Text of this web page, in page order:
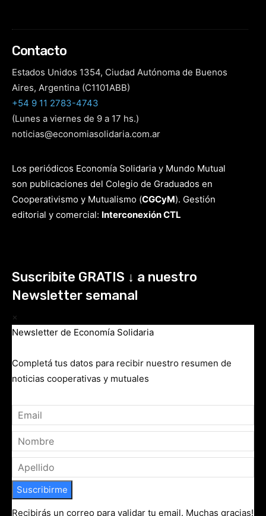
Contacto
Estados Unidos 1354, Ciudad Autónoma de Buenos
Aires, Argentina (C1101ABB)
+54 9 11 2783-4743
(Lunes a viernes de 9 a 17 hs.)
noticias@economiasolidaria.com.ar
Los periódicos Economía Solidaria y Mundo Mutual
son publicaciones del Colegio de Graduados en
Cooperativismo y Mutualismo (CGCyM). Gestión
editorial y comercial: Interconexión CTL
Suscribite GRATIS ↓ a nuestro
Newsletter semanal
×
Newsletter de Economía Solidaria
Completá tus datos para recibir nuestro resumen de
noticias cooperativas y mutuales
Suscribirme
Recibirás un correo para validar tu email. Muchas gracias!